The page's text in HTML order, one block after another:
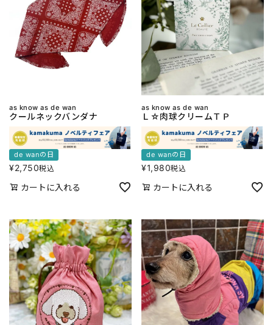
as know as de wan
クールネックバンダナ
de wanの日
¥2,750税込
カートに入れる
as know as de wan
Ｌ☆肉球クリームＴＰ
de wanの日
¥1,980税込
カートに入れる